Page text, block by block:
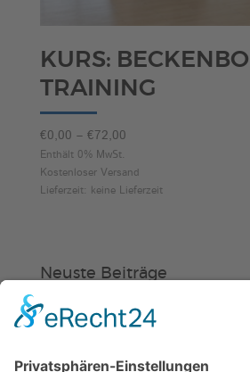
KURS:
TRAINING
€0,00 – € 72,00Preisspanne:
bis
€72,00
Enthält 0% MwSt.
Kostenloser Versand
Lieferzeit: keine Lieferzeit
Neuste Beiträge
Verein
Schwimmabzeichen“